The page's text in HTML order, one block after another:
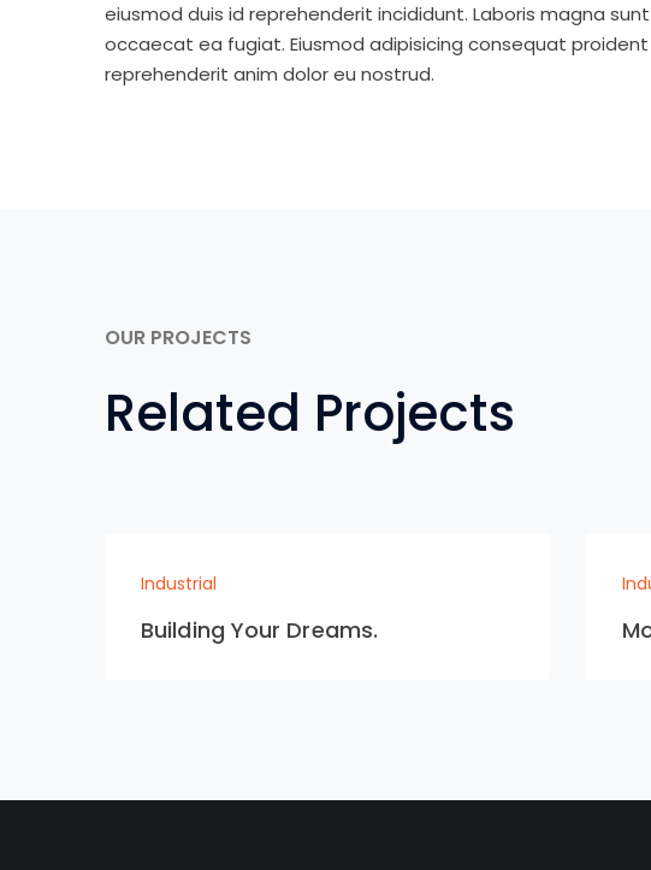
eiusmod duis id reprehenderit incididunt. Laboris magna
occaecat ea fugiat. Eiusmod adipisicing consequat
reprehenderit anim dolor eu nostrud.
OUR PROJECTS
Related Projects
Industrial
Building Your Dreams.